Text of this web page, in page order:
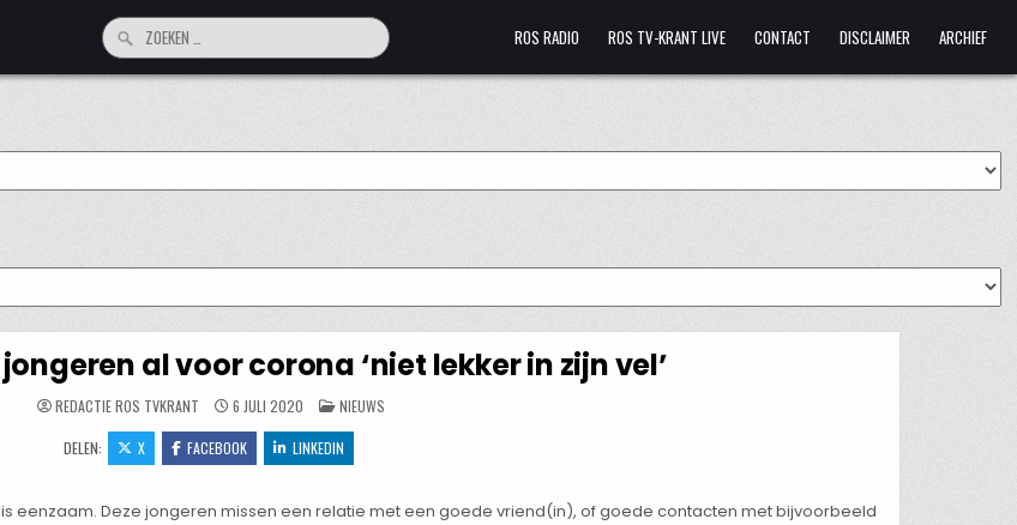
Zoeken
naar:
ROS RADIO ROS TV-KRANT LIVE CONTACT DISCLAIMER ARCHIEF
al voor corona ‘niet lekker in zijn vel’
REDACTIE ROS TVKRANT 6 JULI 2020 GEPLAATST
IN
NIEUWS
DELEN: X FACEBOOK LINKEDIN
eenzaam. Deze jongeren missen een relatie met een goede vriend(in), of goede contacten met bijvoorbeeld